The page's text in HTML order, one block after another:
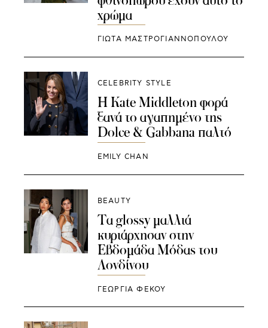
χρώμα
ΓΙΩΤΑ ΜΑΣΤΡΟΓΙΑΝΝΟΠΟΥΛΟΥ
CELEBRITY STYLE
Η Kate Middleton φορά
ξανά το αγαπημένο της
Dolce & Gabbana παλτό
EMILY CHAN
BEAUTY
Τα glossy μαλλιά
κυριάρχησαν στην
Εβδομάδα Μόδας του
Λονδίνου
ΓΕΩΡΓΙΑ ΦΕΚΟΥ